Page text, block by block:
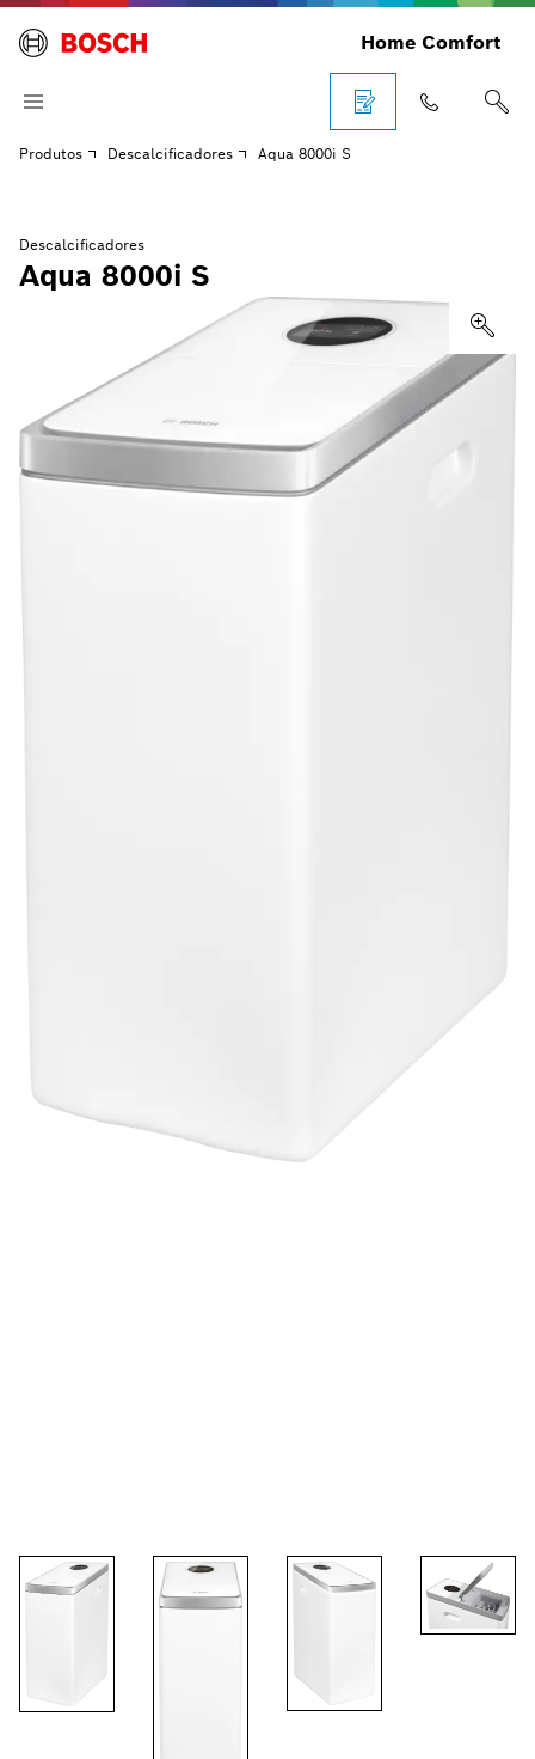
Home Comfort
Produtos Descalcificadores Aqua 8000i S
Descalcificadores
Aqua 8000i S